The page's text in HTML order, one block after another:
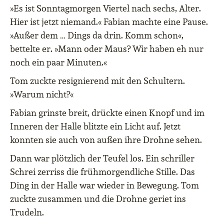
»Es ist Sonntagmorgen Viertel nach sechs, Alter.
Hier ist jetzt niemand.« Fabian machte eine Pause.
»Außer dem … Dings da drin. Komm schon«,
bettelte er. »Mann oder Maus? Wir haben eh nur
noch ein paar Minuten.«
Tom zuckte resignierend mit den Schultern.
»Warum nicht?«
Fabian grinste breit, drückte einen Knopf und im
Inneren der Halle blitzte ein Licht auf. Jetzt
konnten sie auch von außen ihre Drohne sehen.
Dann war plötzlich der Teufel los. Ein schriller
Schrei zerriss die frühmorgendliche Stille. Das
Ding in der Halle war wieder in Bewegung. Tom
zuckte zusammen und die Drohne geriet ins
Trudeln.